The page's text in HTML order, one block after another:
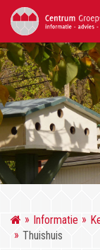
Informatie
Thuishuis